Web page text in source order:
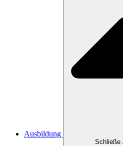
Ausbildung
Schließe